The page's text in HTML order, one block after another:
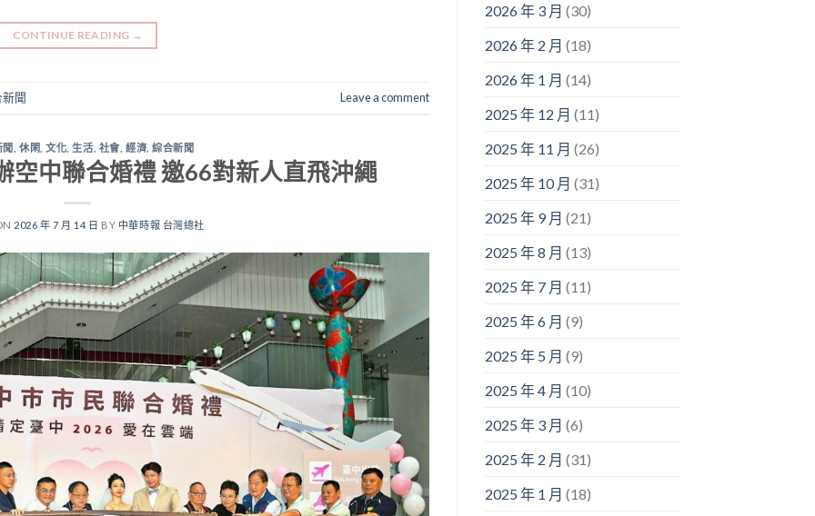
CONTINUE READING →
聞 Leave a comment
休閑 ,文化 ,生活 社會, 經濟 ,綜合新聞
空中聯合婚禮 邀66對新人直飛沖繩
2026 年 7 月 14 日 BY 中華時報 台灣總社
2026 年 3 月 (30)
2026 年 2 月 (18)
2026 年 1 月 (14)
2025 年 12 月 (11)
2025 年 11 月 (26)
2025 年 10 月 (31)
2025 年 9 月 (21)
2025 年 8 月 (13)
2025 年 7 月 (11)
2025 年 6 月 (9)
2025 年 5 月 (9)
2025 年 4 月 (10)
2025 年 3 月 (6)
2025 年 2 月 (31)
2025 年 1 月 (18)